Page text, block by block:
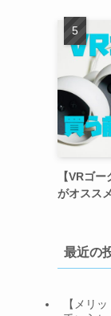
【VRゴ
がオスス
最近の
【メリ